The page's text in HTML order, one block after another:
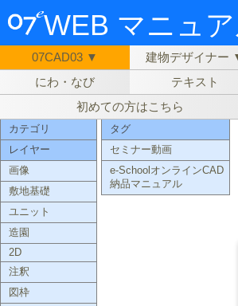
WEB マニュ
07CAD03 ▼ 建物デザイナー
にわ・なび
テキスト
初めての方はこちら
カテゴリ
レイヤー
画像
敷地基礎
ユニット
造園
2D
注釈
図枠
タグ
セミナー動画
e-SchoolオンラインCAD
納品マニュアル